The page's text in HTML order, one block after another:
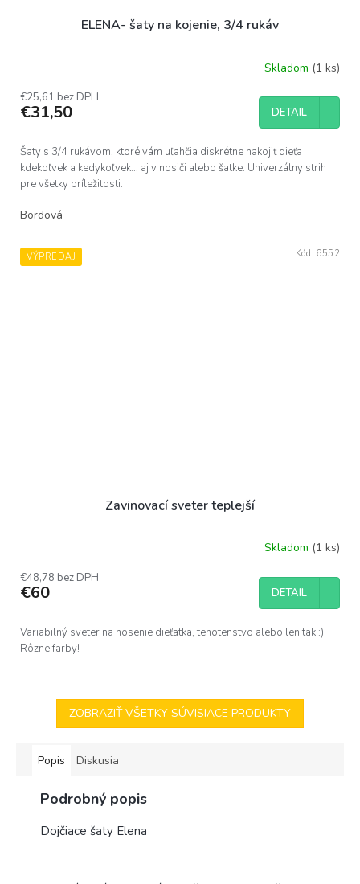
ELENA- šaty na kojenie, 3/4 rukáv
Skladom (1 ks)
€25,61 bez DPH
€31,50 DETAIL
Šaty s 3/4 rukávom, ktoré vám uľahčia diskrétne nakojiť dieťa
kdekoľvek a kedykoľvek... aj v nosiči alebo šatke. Univerzálny strih
pre všetky príležitosti.
Bordová
VÝPREDAJ
Zavinovací sveter teplejší
Skladom (1 ks)
€48,78 bez DPH
€60 DETAIL
Variabilný sveter na nosenie dieťatka, tehotenstvo alebo len tak :)
Rôzne farby!
Kód: 6552
ZOBRAZIŤ VŠETKY SÚVISIACE PRODUKTY
Popis Diskusia
Podrobný popis
Dojčiace šaty Elena